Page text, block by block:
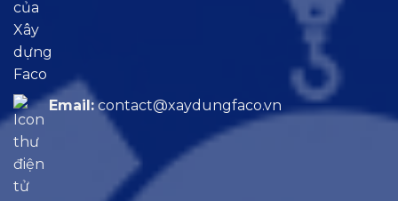
Email: contact@xaydungfaco.vn